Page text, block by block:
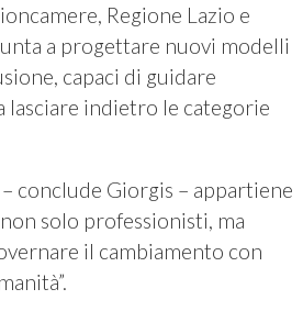
Regione Lazio e
a progettare nuovi modelli
capaci di guidare
lasciare indietro le categorie
conclude Giorgis – appartiene
solo professionisti, ma
il cambiamento con